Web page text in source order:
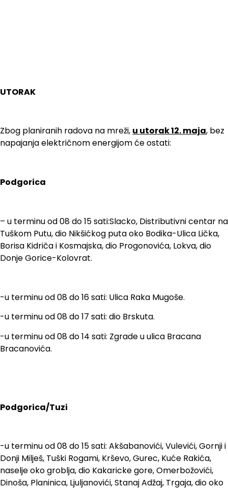
UTORAK
Zbog planiranih radova na mreži, u utorak 12. maja, bez
napajanja električnom energijom će ostati:
Podgorica
– u terminu od 08 do 15 sati:Slacko, Distributivni centar na
Tuškom Putu, dio Nikšićkog puta oko Bodika-Ulica Lička,
Borisa Kidriča i Kosmajska, dio Progonovića, Lokva, dio
Donje Gorice-Kolovrat.
-u terminu od 08 do 16 sati: Ulica Raka Mugoše.
-u terminu od 08 do 17 sati: dio Brskuta.
-u terminu od 08 do 14 sati: Zgrade u ulica Bracana
Bracanovića.
Podgorica/Tuzi
-u terminu od 08 do 15 sati: Akšabanovići, Vulevići, Gornji i
Donji Milješ, Tuški Rogami, Krševo, Gurec, Kuće Rakića,
naselje oko groblja, dio Kakaricke gore, Omerbožovići,
Dinoša, Planinica, Ljuljanovići, Stanaj Adžaj, Trgaja, dio oko